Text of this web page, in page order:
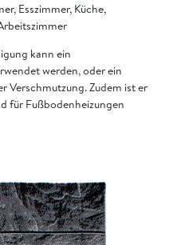
Esszimmer, Küche,
kann ein
werden, oder ein
Verschmutzung. Zudem ist er
für Fußbodenheizungen